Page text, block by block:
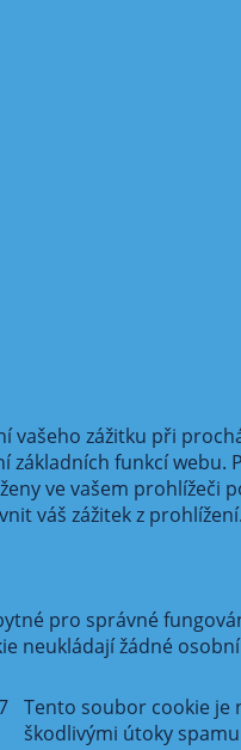
vašeho zážitku při
funkcí
ve vašem prohlížeči
váš zážitek z prohlížení.
pro správné
neukládají žádné
Tento soubor cookie je
škodlivými útoky